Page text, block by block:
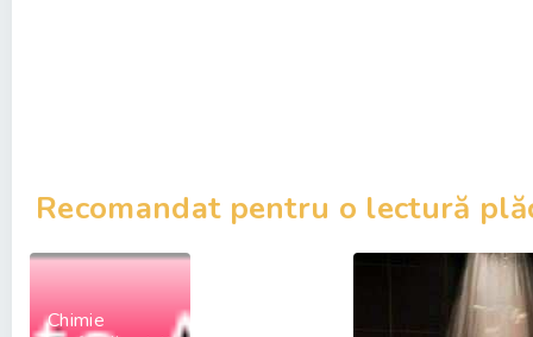
Recomandat pentru o lectură
Chimie